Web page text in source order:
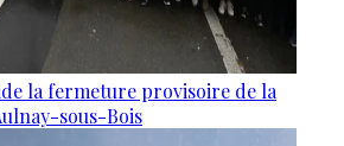
la fermeture provisoire de la
sous-Bois